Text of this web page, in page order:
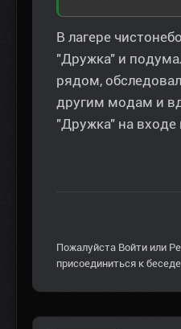
В лагере
"Дружка" и
рядом,
другим модам и
"Дружка" на входе
Пожалуйста Войти или
присоединиться к беседе.